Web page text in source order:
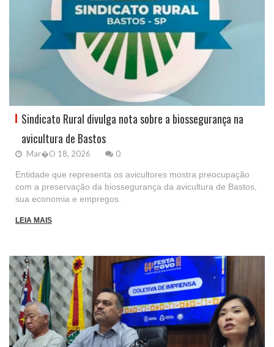
Sindicato Rural divulga nota sobre a biossegurança na
avicultura de Bastos
Mar�o 18, 2026 0
Entidade que representa os avicultores mostra preocupação
com a preservação da biossegurança da avicultura de Bastos,
sua economia e empregos.
LEIA MAIS